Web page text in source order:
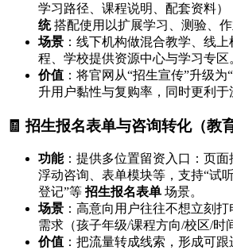
学习路径、课程说明、配套资料）
统搭配使用以扩展学习、测验、作
场景 ：线下机构做混合教学、线
程、学校提供资源中心与学习专区
价值 ：将官网从“招生宣传”升级
升用户黏性与复购率，同时更利于
🧾 招生报名表单与咨询转化（教
功能：提供多位置留资入口：页面
浮动咨询、表单模块等，支持“试
登记”等 招生报名表单 场景。
场景 ：高意向用户往往不想立刻
需求（孩子年级/课程方向/校区/时
价值 ：把流量转成线索，形成可